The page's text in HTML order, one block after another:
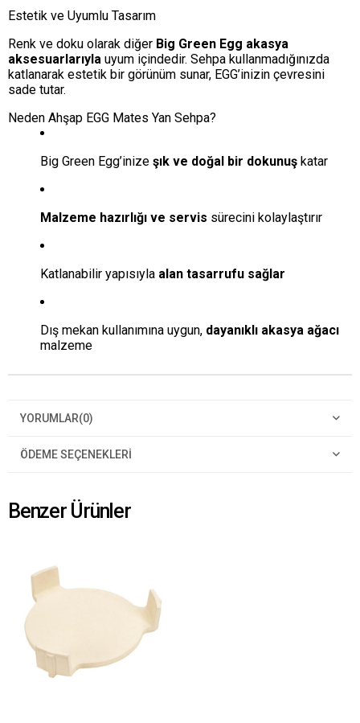
Estetik ve Uyumlu Tasarım
Renk ve doku olarak diğer Big Green Egg akasya
aksesuarlarıyla uyum içindedir. Sehpa kullanmadığınızda
katlanarak estetik bir görünüm sunar, EGG’inizin çevresini
sade tutar.
Neden Ahşap EGG Mates Yan Sehpa?
Big Green Egg’inize şık ve doğal bir dokunuş katar
Malzeme hazırlığı ve servis sürecini kolaylaştırır
Katlanabilir yapısıyla alan tasarrufu sağlar
Dış mekan kullanımına uygun, dayanıklı akasya ağacı
malzeme
YORUMLAR(0)
ÖDEME SEÇENEKLERI
Benzer Ürünler